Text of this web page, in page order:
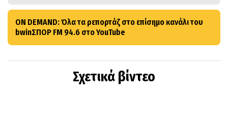
ON DEMAND: Όλα τα ρεπορτάζ στο επίσημο κανάλι του
bwinΣΠΟΡ FM 94.6 στο YouTube
Σχετικά βίντεο